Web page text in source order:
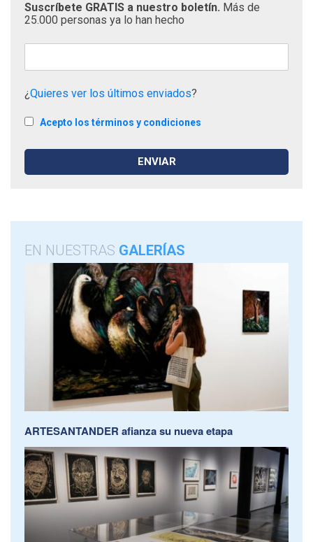
Suscríbete GRATIS a nuestro boletín. Más de
25.000 personas ya lo han hecho
¿Quieres ver los últimos enviados?
Acepto los términos y condiciones
EN NUESTRAS GALERÍAS
ARTESANTANDER afianza su nueva etapa